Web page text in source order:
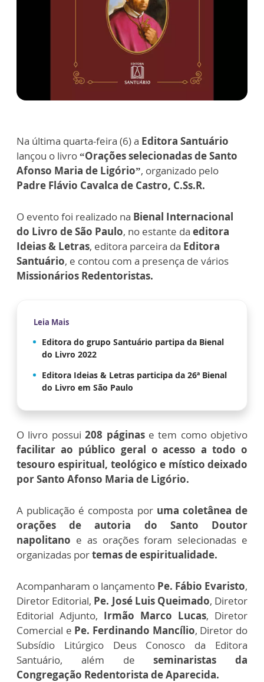
Na última quarta-feira (6) a Editora Santuário
lançou o livro“Orações selecionadas de Santo
Afonso Maria de Ligório”, organizado pelo
Padre Flávio Cavalca de Castro, C.Ss.R.
O evento foi realizado na Bienal Internacional
do Livro de São Paulo, no estante da editora
Ideias & Letras, editora parceira da Editora
Santuário, e contou com a presença de vários
Missionários Redentoristas.
Leia Mais
Editora do grupo Santuário partipa da Bienal
do Livro 2022
Editora Ideias & Letras participa da 26ª Bienal
do Livro em São Paulo
O livro possui208 páginase tem como objetivo
facilitar ao público geral o acesso a todo o
tesouro espiritual, teológico e místico deixado
por Santo Afonso Maria de Ligório.
A publicação é composta por uma coletânea de
orações de autoria do Santo Doutor
napolitano e as orações foram selecionadas e
organizadas portemas de espiritualidade.
Acompanharam o lançamento Pe. Fábio Evaristo,
Diretor Editorial, Pe. José Luis Queimado, Diretor
Editorial Adjunto, Irmão Marco Lucas, Diretor
Comercial e Pe. Ferdinando Mancílio, Diretor do
Subsídio Litúrgico Deus Conosco da Editora
Santuário, além deseminaristas da
Congregação Redentorista de Aparecida.